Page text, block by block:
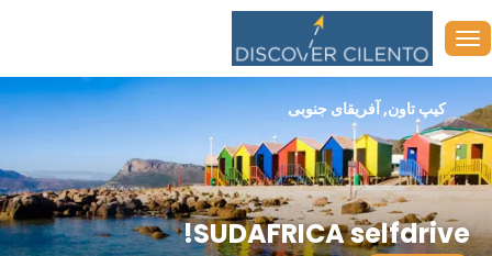
SUDAFRICA selfdrive!
کیپ تاون, آفریقای جنوبی